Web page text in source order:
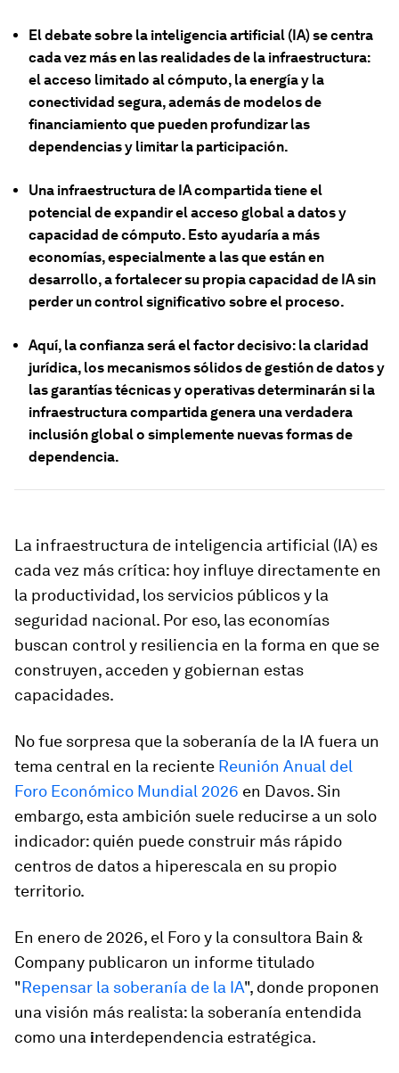
El debate sobre la inteligencia artificial (IA) se centra
cada vez más en las realidades de la infraestructura:
el acceso limitado al cómputo, la energía y la
conectividad segura, además de modelos de
financiamiento que pueden profundizar las
dependencias y limitar la participación.
Una infraestructura de IA compartida tiene el
potencial de expandir el acceso global a datos y
capacidad de cómputo. Esto ayudaría a más
economías, especialmente a las que están en
desarrollo, a fortalecer su propia capacidad de IA sin
perder un control significativo sobre el proceso.
Aquí, la confianza será el factor decisivo: la claridad
jurídica, los mecanismos sólidos de gestión de datos y
las garantías técnicas y operativas determinarán si la
infraestructura compartida genera una verdadera
inclusión global o simplemente nuevas formas de
dependencia.
La infraestructura de inteligencia artificial (IA) es
cada vez más crítica: hoy influye directamente en
la productividad, los servicios públicos y la
seguridad nacional. Por eso, las economías
buscan control y resiliencia en la forma en que se
construyen, acceden y gobiernan estas
capacidades.
No fue sorpresa que la soberanía de la IA fuera un
tema central en la reciente Reunión Anual del
Foro Económico Mundial 2026 en Davos. Sin
embargo, esta ambición suele reducirse a un solo
indicador: quién puede construir más rápido
centros de datos a hiperescala en su propio
territorio.
En enero de 2026, el Foro y la consultora Bain &
Company publicaron un informe titulado
"Repensar la soberanía de la IA", donde proponen
una visión más realista: la soberanía entendida
como una interdependencia estratégica.